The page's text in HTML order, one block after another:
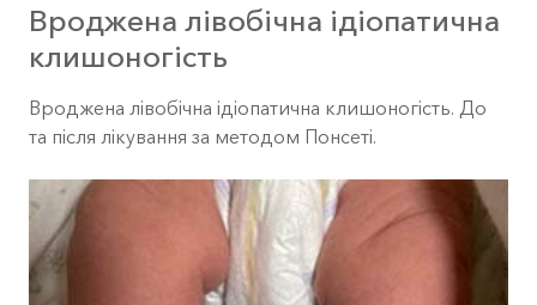
Вроджена лівобічна ідіопатична
клишоногість
Вроджена лівобічна ідіопатична клишоногість. До
та після лікування за методом Понсеті.